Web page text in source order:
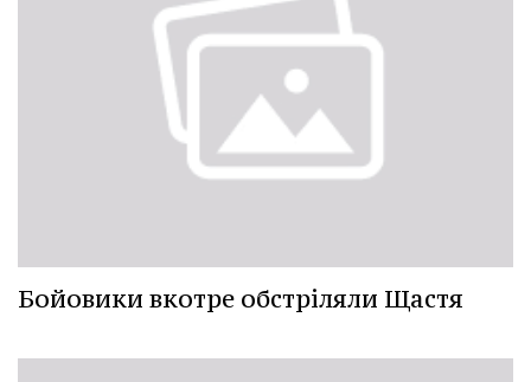
Бойовики вкотре обстріляли Щастя